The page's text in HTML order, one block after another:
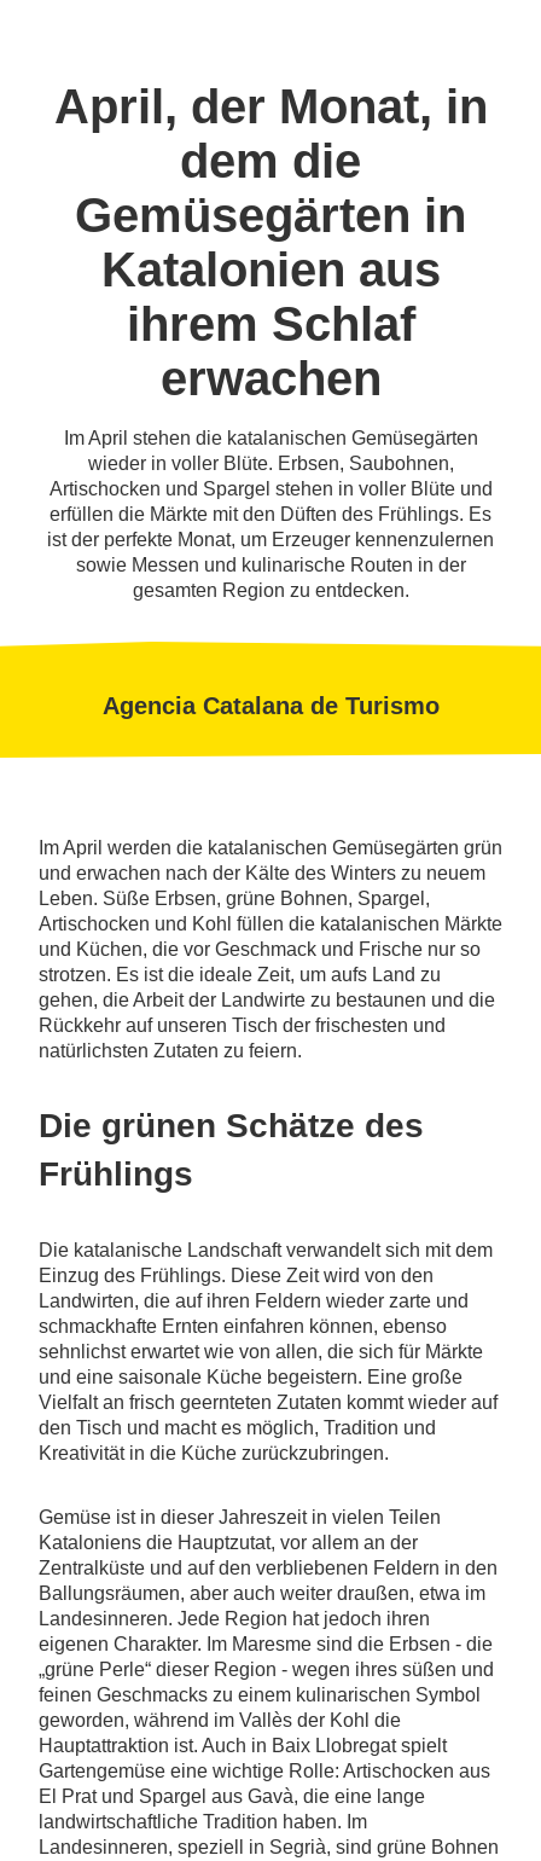
April, der Monat, in
dem die
Gemüsegärten in
Katalonien aus
ihrem Schlaf
erwachen
Im April stehen die katalanischen Gemüsegärten
wieder in voller Blüte. Erbsen, Saubohnen,
Artischocken und Spargel stehen in voller Blüte und
erfüllen die Märkte mit den Düften des Frühlings. Es
ist der perfekte Monat, um Erzeuger kennenzulernen
sowie Messen und kulinarische Routen in der
gesamten Region zu entdecken.
Agencia Catalana de Turismo
Im April werden die katalanischen Gemüsegärten grün
und erwachen nach der Kälte des Winters zu neuem
Leben. Süße Erbsen, grüne Bohnen, Spargel,
Artischocken und Kohl füllen die katalanischen Märkte
und Küchen, die vor Geschmack und Frische nur so
strotzen. Es ist die ideale Zeit, um aufs Land zu
gehen, die Arbeit der Landwirte zu bestaunen und die
Rückkehr auf unseren Tisch der frischesten und
natürlichsten Zutaten zu feiern.
Die grünen Schätze des
Frühlings
Die katalanische Landschaft verwandelt sich mit dem
Einzug des Frühlings. Diese Zeit wird von den
Landwirten, die auf ihren Feldern wieder zarte und
schmackhafte Ernten einfahren können, ebenso
sehnlichst erwartet wie von allen, die sich für Märkte
und eine saisonale Küche begeistern. Eine große
Vielfalt an frisch geernteten Zutaten kommt wieder auf
den Tisch und macht es möglich, Tradition und
Kreativität in die Küche zurückzubringen.
Gemüse ist in dieser Jahreszeit in vielen Teilen
Kataloniens die Hauptzutat, vor allem an der
Zentralküste und auf den verbliebenen Feldern in den
Ballungsräumen, aber auch weiter draußen, etwa im
Landesinneren. Jede Region hat jedoch ihren
eigenen Charakter. Im Maresme sind die Erbsen - die
„grüne Perle“ dieser Region - wegen ihres süßen und
feinen Geschmacks zu einem kulinarischen Symbol
geworden, während im Vallès der Kohl die
Hauptattraktion ist. Auch in Baix Llobregat spielt
Gartengemüse eine wichtige Rolle: Artischocken aus
El Prat und Spargel aus Gavà, die eine lange
landwirtschaftliche Tradition haben. Im
Landesinneren, speziell in Segrià, sind grüne Bohnen